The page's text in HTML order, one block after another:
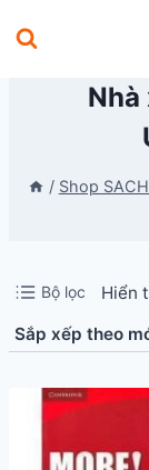
to
Nhà
/ Shop
Bộ lọc Hiển